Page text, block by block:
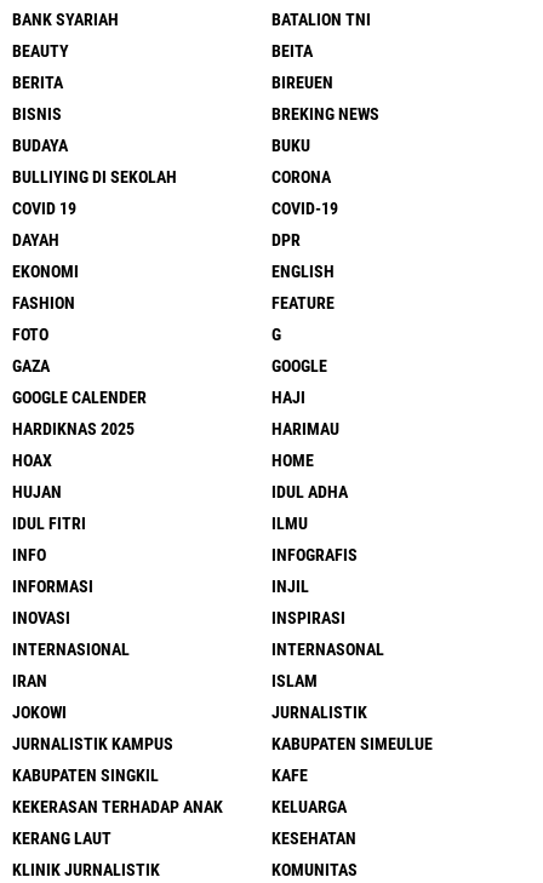
BANK SYARIAH
BATALION TNI
BEAUTY
BEITA
BERITA
BIREUEN
BISNIS
BREKING NEWS
BUDAYA
BUKU
BULLIYING DI SEKOLAH
CORONA
COVID 19
COVID-19
DAYAH
DPR
EKONOMI
ENGLISH
FASHION
FEATURE
FOTO
G
GAZA
GOOGLE
GOOGLE CALENDER
HAJI
HARDIKNAS 2025
HARIMAU
HOAX
HOME
HUJAN
IDUL ADHA
IDUL FITRI
ILMU
INFO
INFOGRAFIS
INFORMASI
INJIL
INOVASI
INSPIRASI
INTERNASIONAL
INTERNASONAL
IRAN
ISLAM
JOKOWI
JURNALISTIK
JURNALISTIK KAMPUS
KABUPATEN SIMEULUE
KABUPATEN SINGKIL
KAFE
KEKERASAN TERHADAP ANAK
KELUARGA
KERANG LAUT
KESEHATAN
KLINIK JURNALISTIK
KOMUNITAS